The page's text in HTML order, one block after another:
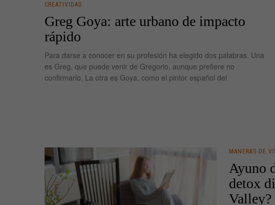
CREATIVIDAD
Greg Goya: arte urbano de impacto
rápido
Para darse a conocer en su profesión ha elegido dos palabras. Una
es Greg, que puede venir de Gregorio, aunque prefiere no
confirmarlo. La otra es Goya, como el pintor español del
MANERAS DE
Ayuno
detox
Valley?